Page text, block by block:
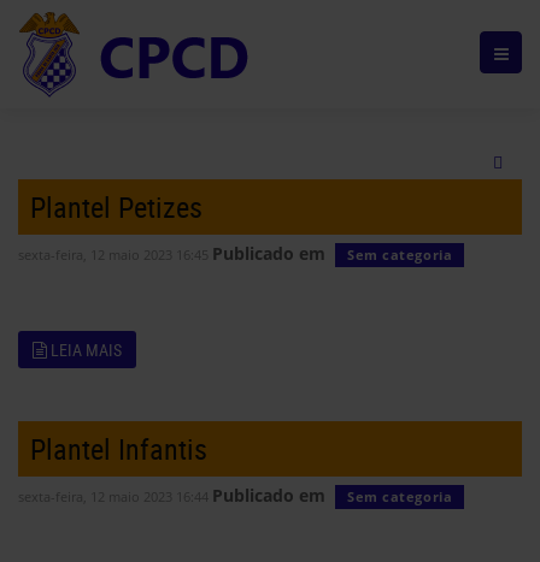
Plantel Petizes
sexta-feira, 12 maio 2023 16:45 Publicado em Sem categoria
LEIA MAIS
Plantel Infantis
sexta-feira, 12 maio 2023 16:44 Publicado em Sem categoria